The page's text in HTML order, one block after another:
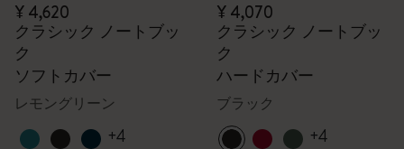
¥ 4,620
クラシック ノートブッ
ク
ソフトカバー
レモングリーン
+4
¥ 4,070
クラシック ノートブッ
ク
ハードカバー
ブラック
+4